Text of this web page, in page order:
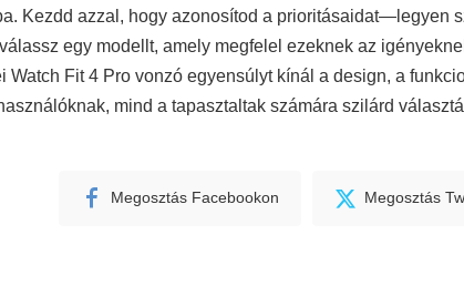
Kezdd azzal, hogy azonosítod a prioritásaidat—legyen
egy modellt, amely megfelel ezeknek az
Fit 4 Pro vonzó egyensúlyt kínál a design, a
mind a tapasztaltak számára szilárd
Megosztás Facebookon Megosztás